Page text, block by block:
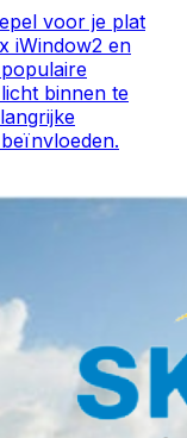
voor je plat
iWindow2 en
binnen te